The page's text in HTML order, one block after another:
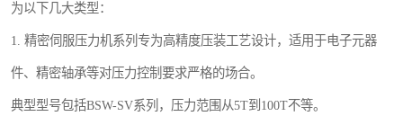
为以下几大类型：
1. 精密伺服压力机系列专为高精度压装工艺设计，适用于电子元器
件、精密轴承等对压力控制要求严格的场合。
典型型号包括BSW-SV系列，压力范围从5T到100T不等。